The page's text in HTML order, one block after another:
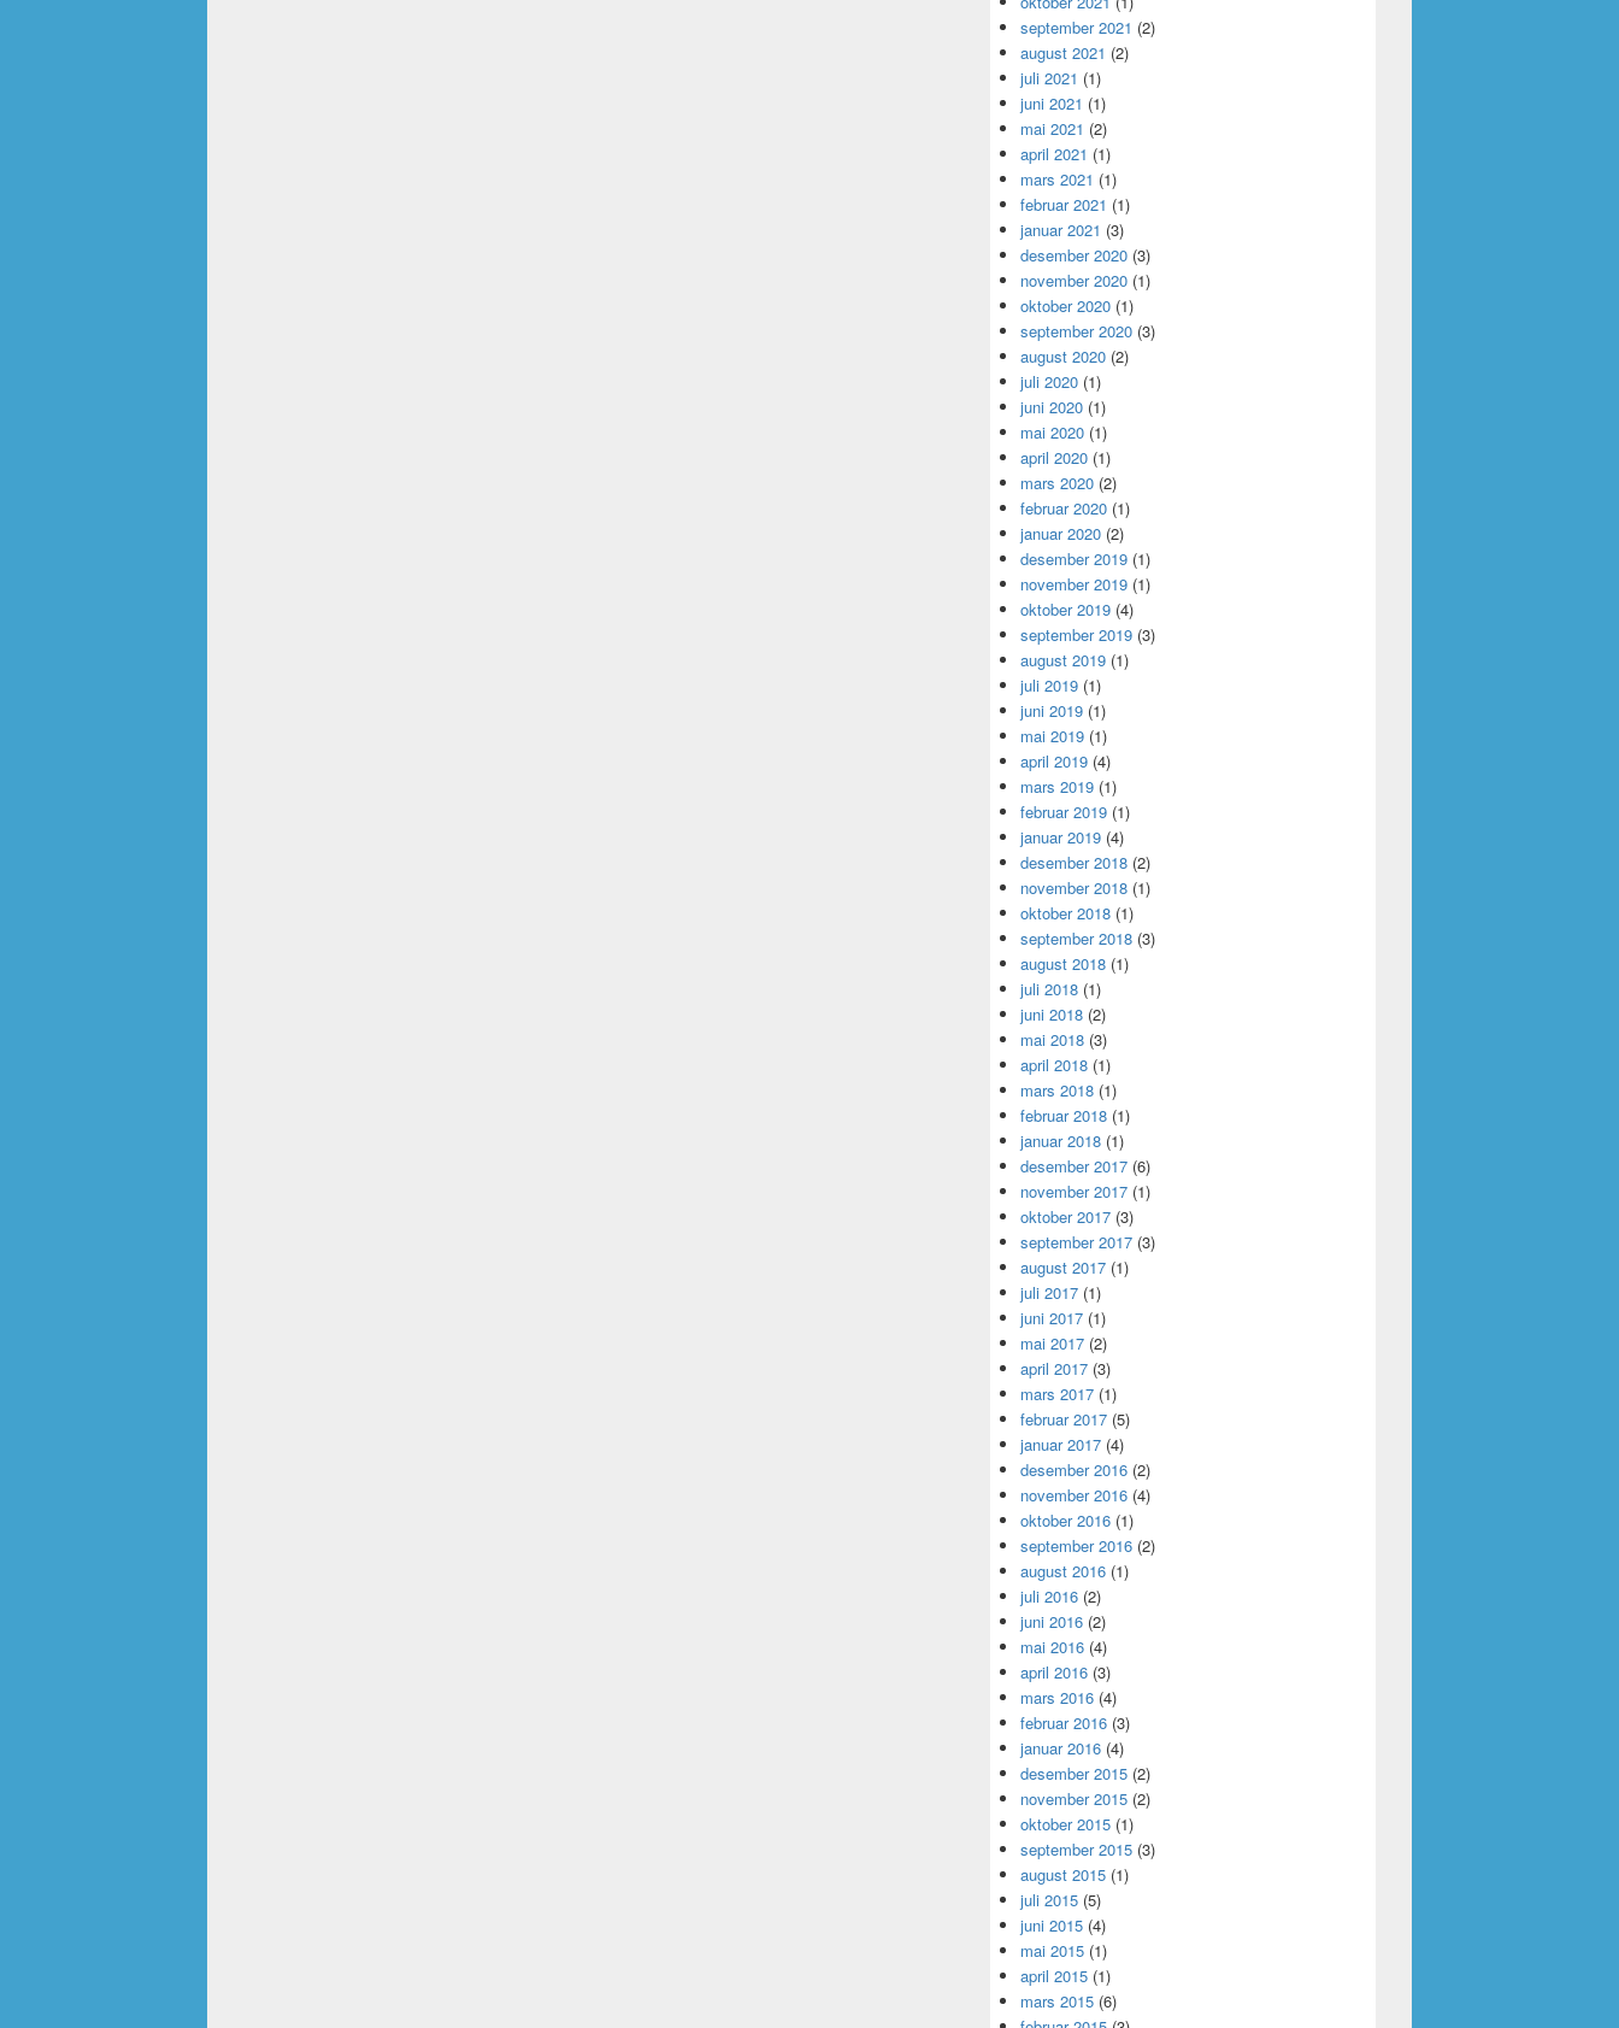
september 2021 (2)
august 2021 (2)
juli 2021 (1)
juni 2021 (1)
mai 2021 (2)
april 2021 (1)
mars 2021 (1)
februar 2021 (1)
januar 2021 (3)
desember 2020 (3)
november 2020 (1)
oktober 2020 (1)
september 2020 (3)
august 2020 (2)
juli 2020 (1)
juni 2020 (1)
mai 2020 (1)
april 2020 (1)
mars 2020 (2)
februar 2020 (1)
januar 2020 (2)
desember 2019 (1)
november 2019 (1)
oktober 2019 (4)
september 2019 (3)
august 2019 (1)
juli 2019 (1)
juni 2019 (1)
mai 2019 (1)
april 2019 (4)
mars 2019 (1)
februar 2019 (1)
januar 2019 (4)
desember 2018 (2)
november 2018 (1)
oktober 2018 (1)
september 2018 (3)
august 2018 (1)
juli 2018 (1)
juni 2018 (2)
mai 2018 (3)
april 2018 (1)
mars 2018 (1)
februar 2018 (1)
januar 2018 (1)
desember 2017 (6)
november 2017 (1)
oktober 2017 (3)
september 2017 (3)
august 2017 (1)
juli 2017 (1)
juni 2017 (1)
mai 2017 (2)
april 2017 (3)
mars 2017 (1)
februar 2017 (5)
januar 2017 (4)
desember 2016 (2)
november 2016 (4)
oktober 2016 (1)
september 2016 (2)
august 2016 (1)
juli 2016 (2)
juni 2016 (2)
mai 2016 (4)
april 2016 (3)
mars 2016 (4)
februar 2016 (3)
januar 2016 (4)
desember 2015 (2)
november 2015 (2)
oktober 2015 (1)
september 2015 (3)
august 2015 (1)
juli 2015 (5)
juni 2015 (4)
mai 2015 (1)
april 2015 (1)
mars 2015 (6)